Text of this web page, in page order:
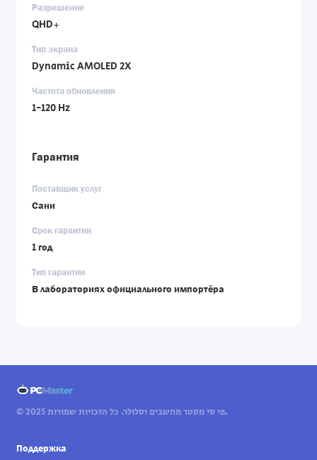
Разрешение
QHD+
Тип экрана
Dynamic AMOLED 2X
Частота обновления
1-120 Hz
Гарантия
Поставщик услуг
Сани
Срок гарантии
1 год
Тип гарантии
В лабораториях официального импортёра
© 2025 פי סי מסטר מחשבים וסלולר. כל הזכויות שמורות.
Поддержка